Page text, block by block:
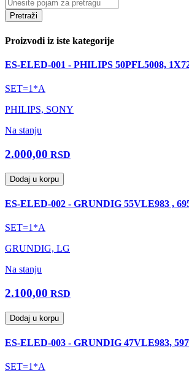
Pretraži
Proizvodi iz iste kategorije
ES-ELED-001 - PHILIPS 50PFL5008,
SET=1*A
PHILIPS, SONY
Na stanju
2.000,00 RSD
Dodaj u korpu
ES-ELED-002 - GRUNDIG 55VLE983 ,
SET=1*A
GRUNDIG, LG
Na stanju
2.100,00 RSD
Dodaj u korpu
ES-ELED-003 - GRUNDIG 47VLE983,
SET=1*A